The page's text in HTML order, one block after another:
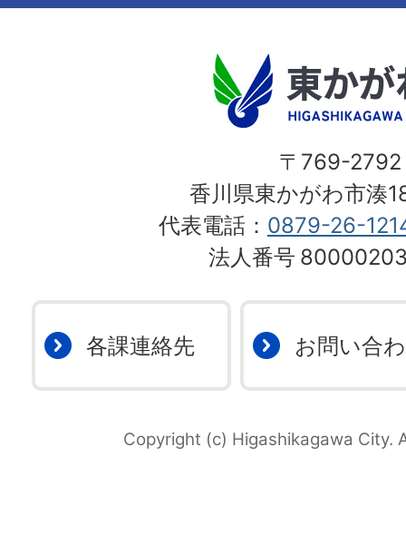
〒769-2792
香川県東かがわ市湊
代表電話： 0879-26-
法人番号
各課連絡先 お問い合
Copyright (c) Higashikagawa City.